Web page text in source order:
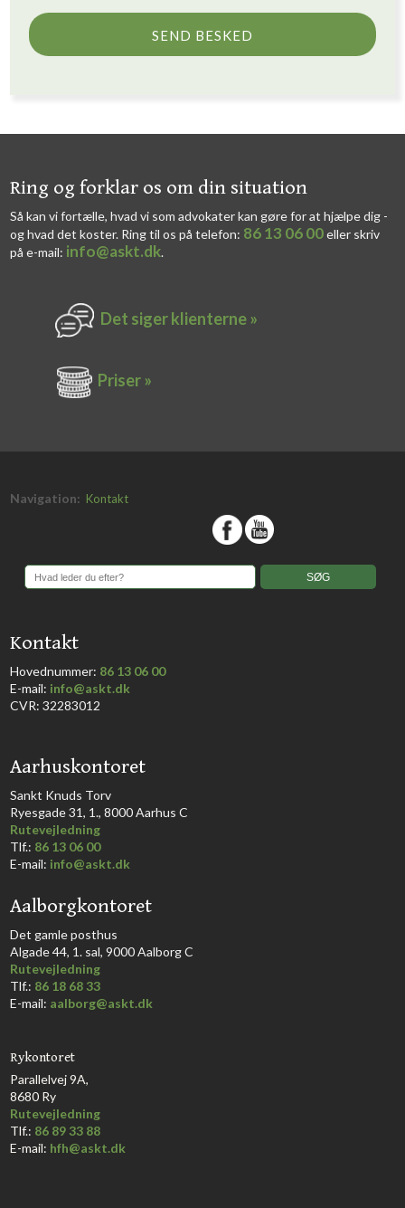
​​Ring og forklar os om din situation
Så kan vi fortælle, hvad vi som advokater kan gøre for at hjælpe dig -
og hvad det koster. Ring til os på telefon: 86 13 06 00eller skriv
på e-mail: info@askt.dk​.​
Det siger k​lienterne​ »
Priser »
Navigation: Kontakt
​
​Kontakt
Hovednummer: 86 13 06 00
​E-mail: info@askt.dk
CVR: 32283012
​Aarhuskontoret
​Sankt Knuds Torv
Ryesgade 31, 1., 8000 Aarhus C​​​
Rutevejledning
​Tlf.: 86 13 06 00
E-mail: info@askt.dk
Aalborgkontoret
​Det gamle posthus
Algade 44, 1. sal, 9000 Aalborg C​
Rutevejledning
Tlf.: 86 18 68 33​
E-mail: aalborg@askt.dk​
Rykontoret
Parallelvej 9A,
8680 Ry
Rutevejledning
Tlf.: 86 89 33 88
E-mail: hfh@askt.dk